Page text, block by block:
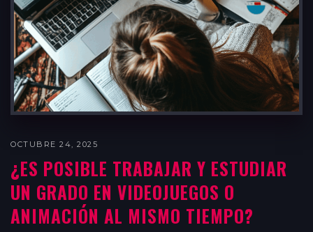
OCTUBRE 24, 2025
¿ES POSIBLE TRABAJAR Y ESTUDIAR
UN GRADO EN VIDEOJUEGOS O
ANIMACIÓN AL MISMO TIEMPO?